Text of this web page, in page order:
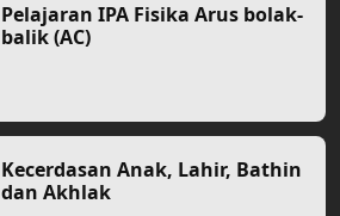
Pelajaran IPA Fisika Arus bolak-
balik (AC)
Kecerdasan Anak, Lahir, Bathin
dan Akhlak